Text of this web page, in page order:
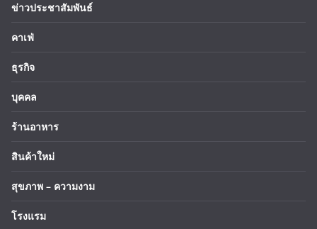
ข่าวประชาสัมพันธ์
คาเฟ่
ธุรกิจ
บุคคล
ร้านอาหาร
สินค้าใหม่
สุขภาพ – ความงาม
โรงแรม